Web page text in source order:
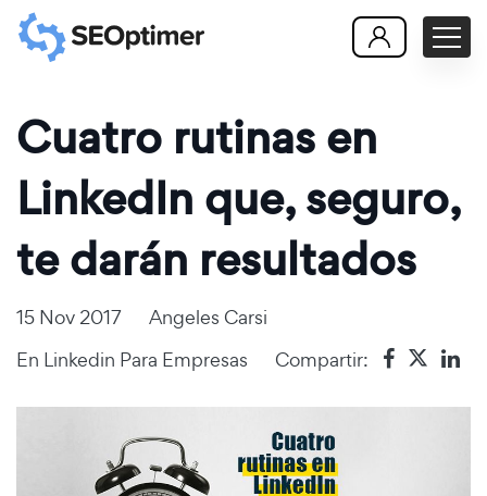
Cuatro rutinas en
LinkedIn que, seguro,
te darán resultados
15 Nov 2017
Angeles Carsi
En Linkedin Para Empresas Compartir: